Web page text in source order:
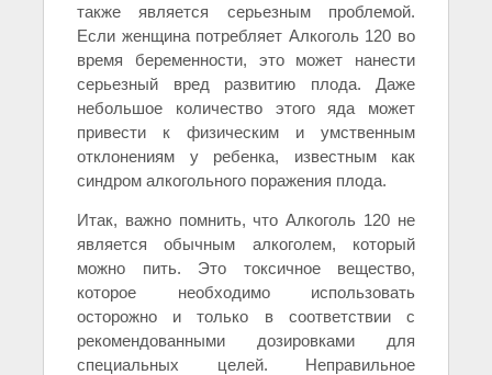
также является серьезным проблемой.
Если женщина потребляет Алкоголь 120 во
время беременности, это может нанести
серьезный вред развитию плода. Даже
небольшое количество этого яда может
привести к физическим и умственным
отклонениям у ребенка, известным как
синдром алкогольного поражения плода.
Итак, важно помнить, что Алкоголь 120 не
является обычным алкоголем, который
можно пить. Это токсичное вещество,
которое необходимо использовать
осторожно и только в соответствии с
рекомендованными дозировками для
специальных целей. Неправильное